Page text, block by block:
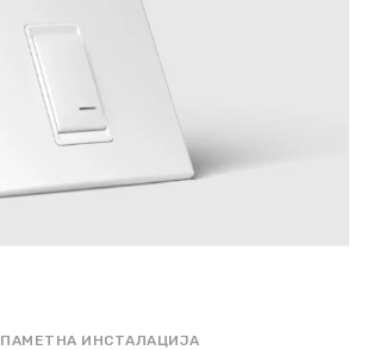
ПАМЕТНА ИНСТАЛАЦИЈА